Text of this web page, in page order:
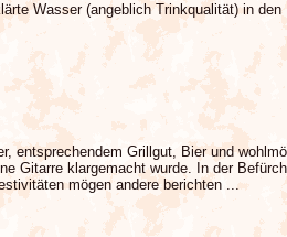
Wasser (angeblich Trinkqualität) in den
entsprechendem Grillgut, Bier und
Gitarre klargemacht wurde. In der
mögen andere berichten ...